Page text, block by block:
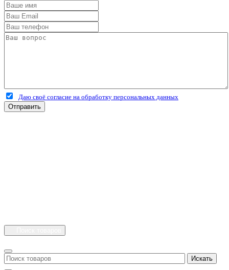
Даю своё согласие на обработку персональных данных
Отправить
Искать